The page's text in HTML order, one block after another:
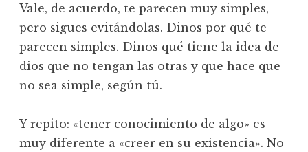
Vale, de acuerdo, te parecen muy simples,
pero sigues evitándolas. Dinos por qué te
parecen simples. Dinos qué tiene la idea de
dios que no tengan las otras y que hace que
no sea simple, según tú.
Y repito: «tener conocimiento de algo» es
muy diferente a «creer en su existencia». No